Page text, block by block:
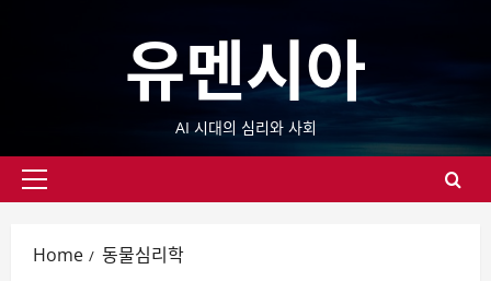
유멘시아
AI 시대의 심리와 사회
Primary
Home 동물심리학